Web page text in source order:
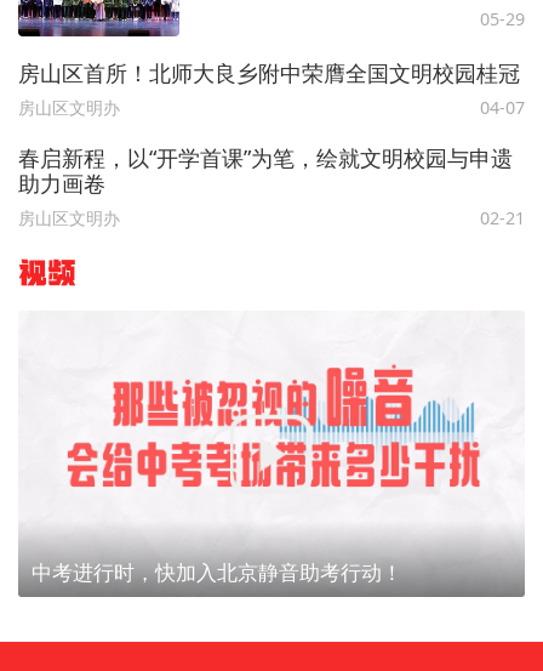
05-29
房山区首所！北师大良乡附中荣膺全国文明校园桂冠
房山区文明办 04-07
春启新程，以“开学首课”为笔，绘就文明校园与申遗
助力画卷
房山区文明办 02-21
视频
中考进行时，快加入北京静音助考行动！